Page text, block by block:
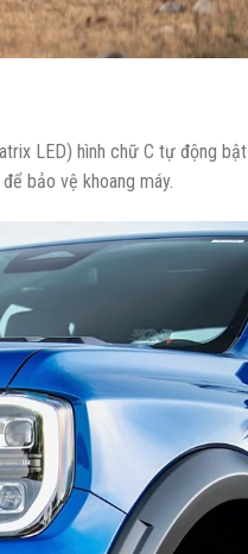
LED) hình chữ C tự động bật
bảo vệ khoang máy.